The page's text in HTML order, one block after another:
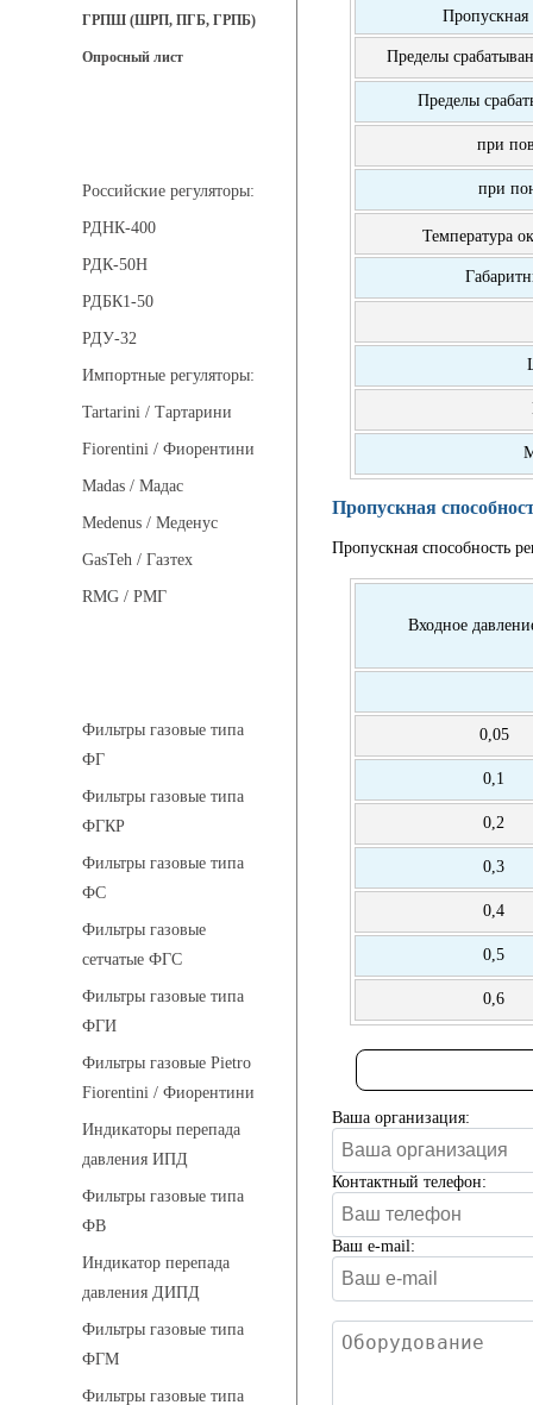
ГРПШ (ШРП, ПГБ, ГРПБ)
Опросный лист
Российские регуляторы:
РДНК-400
РДК-50Н
РДБК1-50
РДУ-32
Импортные регуляторы:
Tartarini / Тартарини
Fiorentini / Фиорентини
Madas / Мадас
Medenus / Меденус
GasTeh / Газтех
RMG / РМГ
Фильтры газовые типа
ФГ
Фильтры газовые типа
ФГКР
Фильтры газовые типа
ФС
Фильтры газовые
сетчатые ФГС
Фильтры газовые типа
ФГИ
Фильтры газовые Pietro
Fiorentini / Фиорентини
Индикаторы перепада
давления ИПД
Фильтры газовые типа
ФВ
Индикатор перепада
давления ДИПД
Фильтры газовые типа
ФГМ
Фильтры газовые типа
Пределы
Пределы
при
при
Температура
Пропускная
Пропускная способность
Входное
0,05
0,1
0,2
0,3
0,4
0,5
0,6
Ваша организация:
Контактный телефон:
Ваш e-mail: